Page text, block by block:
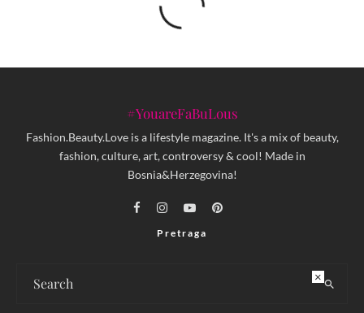
#YouareFaBuLous
Fashion.Beauty.Love is a lifestyle magazine. It's a mix of beauty,
fashion, culture, art, controversy & cool! Made in
Bosnia&Herzegovina!
Pretraga
×